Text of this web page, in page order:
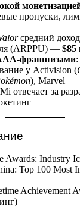
пропуски,
средний
(ARPPU) — $85
франшизами:
у Activision (
), Marvel
отвечает за
Awards: Industry
Top 100 Most
Achievement